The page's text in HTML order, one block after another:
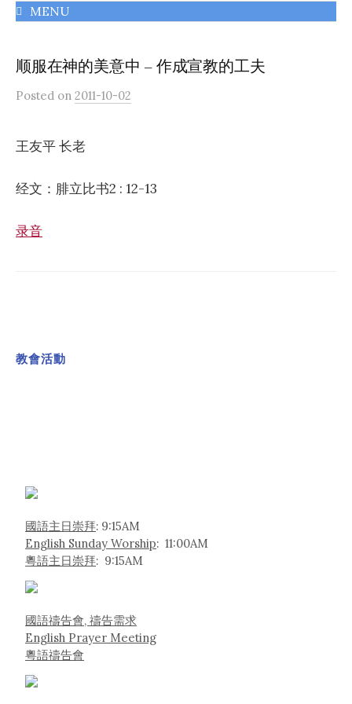
MENU
顺服在神的美意中 – 作成宣教的工夫
Posted on 2011-10-02
王友平 长老
经文：腓立比书2 : 12-13
录音
教會活動
國語主日崇拜: 9:15AM
English Sunday Worship: 11:00AM
粵語主日崇拜: 9:15AM
國語禱告會, 禱告需求
English Prayer Meeting
粵語禱告會